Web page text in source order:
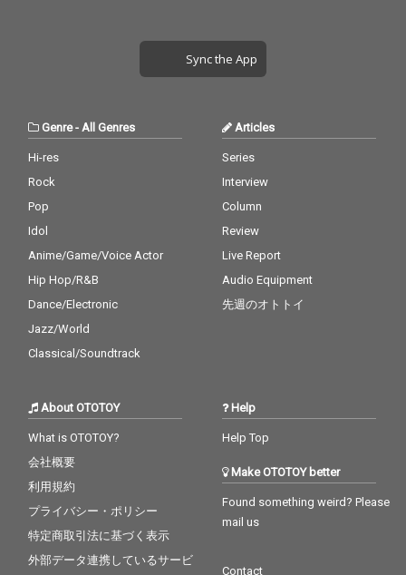
old、2017年日本全国
ビートボックスチャン
カルフォルニアを拠点
とするデザイナーのLor
ien Sternと原宿のバス
ランドCoast2Coastの
コラボ服もリリース予
定であり、Coast2Coa
と、Lorien Sternのキ
ュートでマジカルな、
イメージして曲を作っ
ables」では日英のリ
リックとトラップから
を一つの曲に入れて、
世の中にあまりない音
Sync the App
Genre- All Genres
Hi-res
Rock
Pop
Idol
Anime/Game/Voice Actor
Hip Hop/R&B
Dance/Electronic
Jazz/World
Classical/Soundtrack
Articles
Series
Interview
Column
Review
Live Report
Audio Equipment
先週のオトトイ
About OTOTOY
What is OTOTOY?
会社概要
利用規約
プライバシー・ポリシー
特定商取引法に基づく表示
外部データ連携しているサービ
Help
Help Top
Make OTOTOY better
Found something weird? Please
mail us
Contact